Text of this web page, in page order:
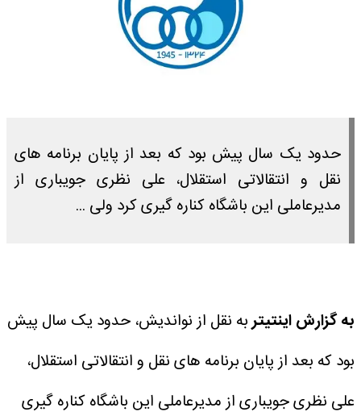
حدود یک سال پیش بود که بعد از پایان برنامه های
نقل و انتقالاتی استقلال، علی نظری جویباری از
مدیرعاملی این باشگاه کناره گیری کرد ولی ...
به گزارش اینتیتربه نقل از نواندیش، حدود یک سال پیش
بود که بعد از پایان برنامه های نقل و انتقالاتی استقلال،
علی نظری جویباری از مدیرعاملی این باشگاه کناره گیری